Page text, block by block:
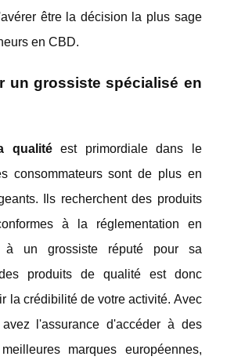
être la décision la plus sage
en CBD.
un grossiste spécialisé en
qualitéest primordiale dans le
consommateurs sont de plus en
Ils recherchent des produits
à la réglementation en
à un grossiste réputé pour sa
produits de qualité est donc
la crédibilité de votre activité. Avec
avez l'assurance d'accéder à des
marques européennes,